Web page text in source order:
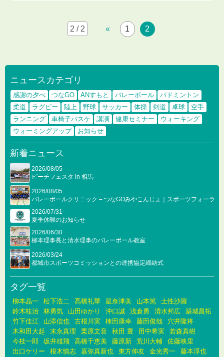
2 / 2 « 1 2
ニュースカテゴリ
感謝の夕べ つなGO ANすもと バレーボール
バドミントン
柔道
ラグビー 陸上 野球 サッカー 体操 剣道 卓球
空手
ランニング
車椅子バスケ 講演 健康セミナー
ウォーキング
ウォーミングアップ
お知らせ
新着ニュース
2026/08/05
ビーチフェスタ in 相馬
2026/08/05
バレーボールクリニック – つなGOみやこんじょ｜スポーツフォーラム
2026/07/31
夏季休暇のお知らせ
2026/06/30
柳本理事長と清水理事のバレーボール教室
2026/03/24
都城市スポーツコミッションとの連携協定締結式
タグ一覧
柳本晶一 松下浩二 髙橋礼華 星奈津美 山本篤
土性沙羅
鈴木桂治
林勇気 山田ゆかり 沖口誠 浅倉勇 清水邦広
築城昌拓
竹下佳江
山添信也 古根川実 棟田康幸 藤田俊哉
穴井隆将
木和田大起
末永真理 栗原文音 秋田 豊 田中希実
若森真樹
今枝一郎
坂井雄飛 高橋千恵美 藤原新 荒川大輔
佐藤映里
出口ケリー
根木慎志 嘉弥真新也 東方伸友 金光秀一
藤本淳也